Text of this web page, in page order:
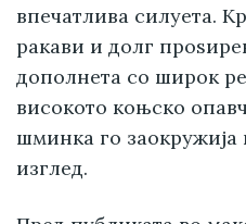
впечатлива силуета.
ракави и долг
дополнета со широк
високото коњско
шминка го заокружија
изглед.